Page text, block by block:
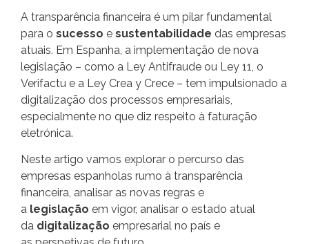
A transparência financeira é um pilar fundamental
para o sucesso e sustentabilidade das empresas
atuais. Em Espanha, a implementação de nova
legislação – como a Ley Antifraude ou Ley 11, o
Verifactu e a Ley Crea y Crece – tem impulsionado a
digitalização dos processos empresariais,
especialmente no que diz respeito à faturação
eletrónica.
Neste artigo vamos explorar o percurso das
empresas espanholas rumo à transparência
financeira, analisar as novas regras e
a legislação em vigor, analisar o estado atual
da digitalização empresarial no país e